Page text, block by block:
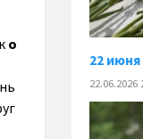
о
22
22.06.2026